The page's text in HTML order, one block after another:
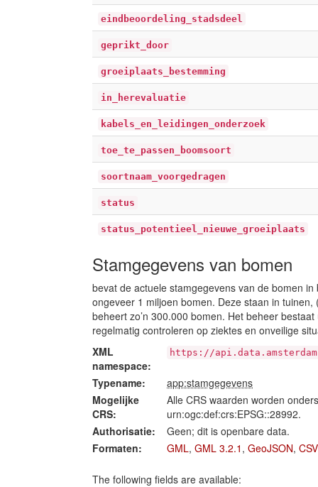
eindbeoordeling_stadsdeel
geprikt_door
groeiplaats_bestemming
in_herevaluatie
kabels_en_leidingen_onderzoek
toe_te_passen_boomsoort
soortnaam_voorgedragen
status
status_potentieel_nieuwe_groeiplaats
Stamgegevens van bomen
bevat de actuele stamgegevens van de bomen
ongeveer 1 miljoen bomen. Deze staan in
beheert zo’n 300.000 bomen. Het beheer
regelmatig controleren op ziektes en onveilige
XML
namespace:
https://
Typename:
app:stamgegevens
Mogelijke
CRS:
Alle CRS waarden worden
urn:ogc:def:crs:EPSG::28992.
Authorisatie:
Geen; dit is openbare data.
Formaten:
GML, GML 3.2.1 , GeoJSON, CSV
The following fields are available: